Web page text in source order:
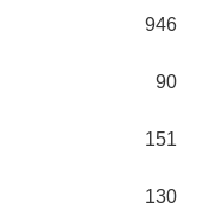
946
90
151
130